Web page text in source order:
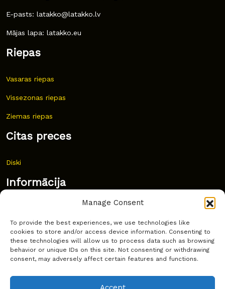
Manage Consent
To provide the best experiences, we use technologies like
cookies to store and/or access device information. Consenting to
these technologies will allow us to process data such as browsing
behavior or unique IDs on this site. Not consenting or withdrawing
consent, may adversely affect certain features and functions.
E-pasts: latakko@latakko.lv
Mājas lapa: latakko.eu
Riepas
Vasaras riepas
Vissezonas riepas
Ziemas riepas
Citas preces
Diski
Informācija
Bieži uzdoti jautājumi
Kur pirkt?
Sīkdatņu politika